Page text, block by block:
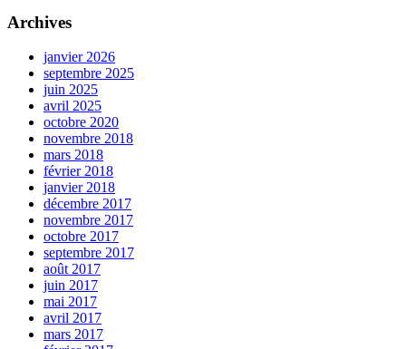
Archives
janvier 2026
septembre 2025
juin 2025
avril 2025
octobre 2020
novembre 2018
mars 2018
février 2018
janvier 2018
décembre 2017
novembre 2017
octobre 2017
septembre 2017
août 2017
juin 2017
mai 2017
avril 2017
mars 2017